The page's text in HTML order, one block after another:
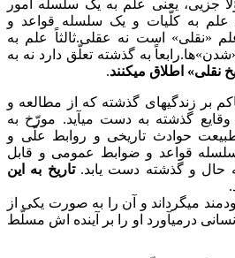
جزیی، یعنی علم به یک سلسله امور
به کلّیات و یک سلسله قواعد و
«نقلی» است نه عقلی.ثالثاً علم به
به گذشته تعلّق دارد نه به
نقلی» اطلاق ميكنند.
بر زندگیهای گذشته که از مطالعه و
گذشته به دست میآید. مورّخ به
حوادث تاریخی و روابط علّی و
قواعد و ضوابط عمومی و قابل
حال و گذشته دست یابد.تاریخ به این
میگرداند و آن را به صورت یکی از
درمیآورد او را بر آینده اش مسلّط